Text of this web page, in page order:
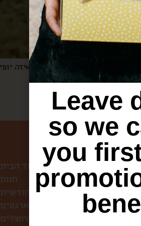
ניווט באתר
עמוד הבית
חנות
קופסת הפתעה חודשית
לחברות ולארגונים
סיורי אוכל בירושלים
Leave
so we
you